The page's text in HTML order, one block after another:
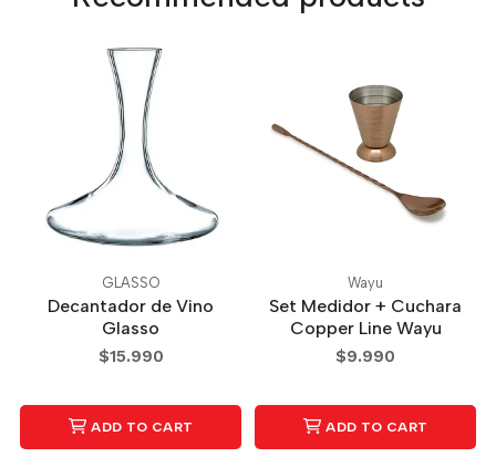
GLASSO
Decantador de Vino
Glasso
$15.990
ADD TO CART
Wayu
Set Medidor + Cuchara
Copper Line Wayu
$9.990
ADD TO CART